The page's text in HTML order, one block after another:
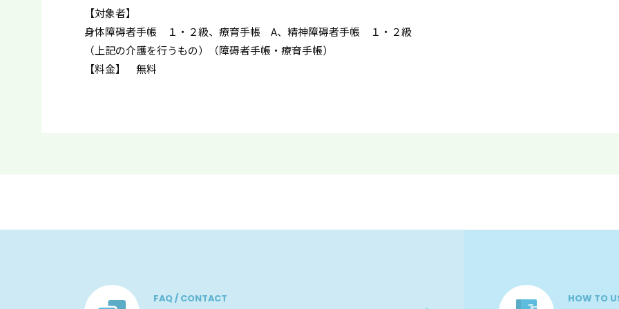
【対象者】
身体障碍者手帳 １・２級、療育手帳 A、精神障碍者手帳 １・２級
（上記の介護を行うもの）（障碍者手帳・療育手帳）
【料金】 無料
FAQ / CONTACT HOW TO